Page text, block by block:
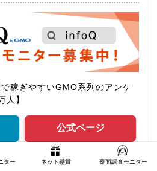
稼ぎやすいGMO系列のアンケ
人】
公式ページ
ター ネット懸賞 覆面調査モニター